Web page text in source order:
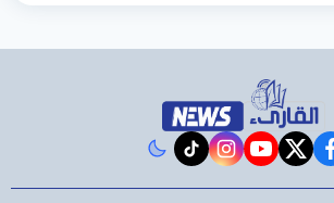
facebook
twitter
youtube
instagram
tiktok